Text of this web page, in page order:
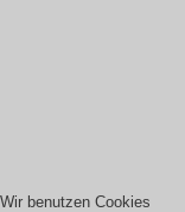
Wir benutzen Cookies